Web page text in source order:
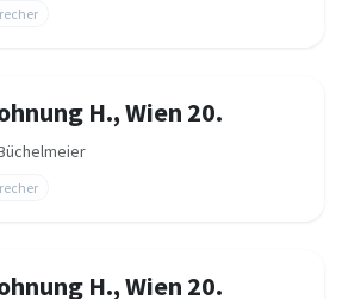
H., Wien 20.
H., Wien 20.